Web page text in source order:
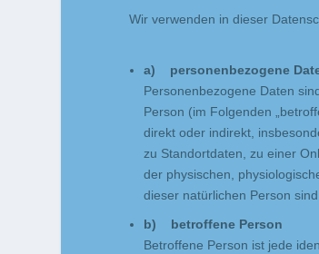
Wir verwenden in dieser
a) personenbezogene
Personenbezogene Daten
Person (im Folgenden
direkt oder indirekt,
zu Standortdaten, zu einer
der physischen,
dieser natürlichen Person
b) betroffene Person
Betroffene Person ist jede